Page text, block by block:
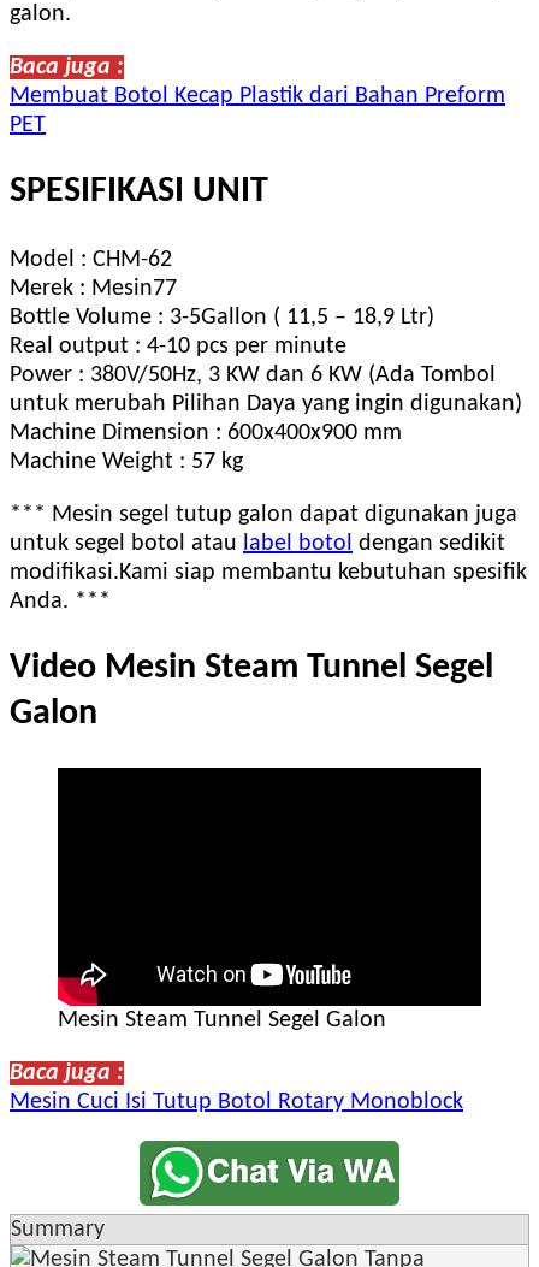
galon.
Baca juga :
Membuat Botol Kecap Plastik dari Bahan Preform
PET
SPESIFIKASI UNIT
Model : CHM-62
Merek : Mesin77
Bottle Volume : 3-5Gallon ( 11,5 – 18,9 Ltr)
Real output : 4-10 pcs per minute
Power : 380V/50Hz, 3 KW dan 6 KW (Ada Tombol
untuk merubah Pilihan Daya yang ingin digunakan)
Machine Dimension : 600x400x900 mm
Machine Weight : 57 kg
*** Mesin segel tutup galon dapat digunakan juga
untuk segel botol atau label botol dengan sedikit
modifikasi.Kami siap membantu kebutuhan spesifik
Anda. ***
Video Mesin Steam Tunnel Segel
Galon
Mesin Steam Tunnel Segel Galon
Baca juga :
Mesin Cuci Isi Tutup Botol Rotary Monoblock
Summary